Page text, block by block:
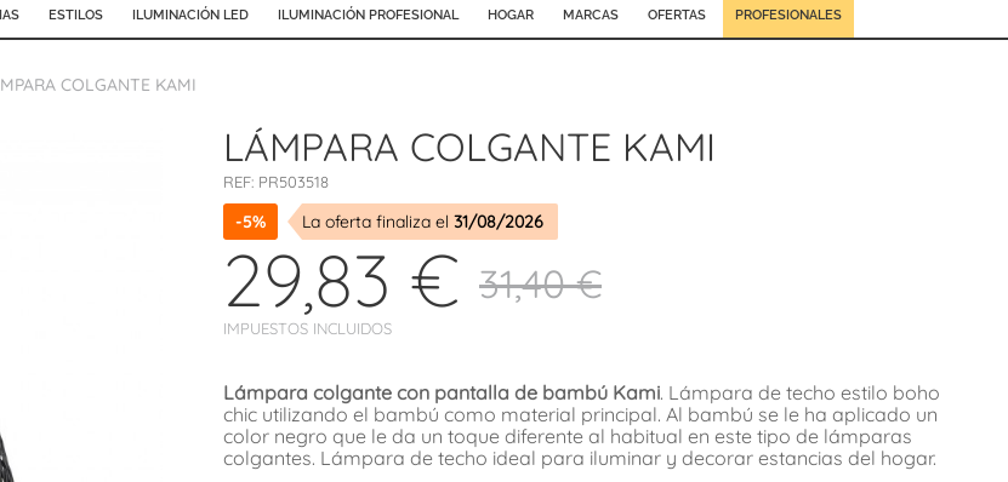
ESTILOS ILUMINACIÓN LED ILUMINACIÓN PROFESIONAL HOGAR MARCAS OFERTAS PROFESIONALES
COLGANTE KAMI
LÁMPARA COLGANTE KAMI
REF: PR503518
-5% La oferta finaliza el 31/08/2026
29,83 €
IMPUESTOS INCLUIDOS
31,40 €
Lámpara colgante con pantalla de bambú Kami. Lámpara de techo estilo boho
chic utilizando el bambú como material principal. Al bambú se le ha aplicado un
color negro que le da un toque diferente al habitual en este tipo de lámparas
colgantes. Lámpara de techo ideal para iluminar y decorar estancias del hogar.